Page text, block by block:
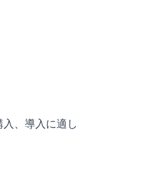
、導入に適し